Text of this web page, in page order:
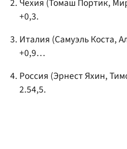
Чехия (Томаш Портик,
+0,3.
Италия (Самуэль Коста,
+0,9…
Россия (Эрнест Яхин,
2.54,5.